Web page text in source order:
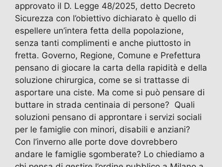
approvato il D. Legge 48/2025, detto Decreto
Sicurezza con l’obiettivo dichiarato è quello di
espellere un’intera fetta della popolazione,
senza tanti complimenti e anche piuttosto in
fretta. Governo, Regione, Comune e Prefettura
pensano di giocare la carta della rapidità e della
soluzione chirurgica, come se si trattasse di
asportare una ciste. Ma come si può pensare di
buttare in strada centinaia di persone? Quali
soluzioni pensano di approntare i servizi sociali
per le famiglie con minori, disabili e anziani?
Con l’inverno alle porte dove dovrebbero
andare le famiglie sgomberate? Lo chiediamo a